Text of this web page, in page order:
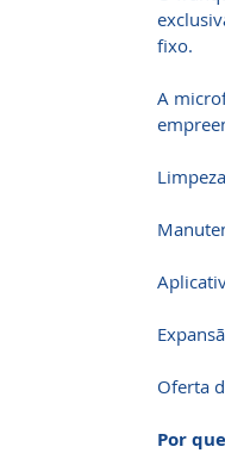
fixo.
A
Oferta
Por